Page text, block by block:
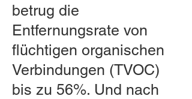
betrug die
Entfernungsrate von
flüchtigen organischen
Verbindungen (TVOC)
bis zu 56%. Und nach